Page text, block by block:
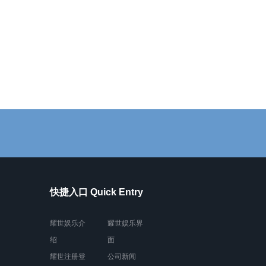
快捷入口 Quick Entry
耀世娱乐介
绍
耀世注册登
耀世娱乐界
面
公司新闻